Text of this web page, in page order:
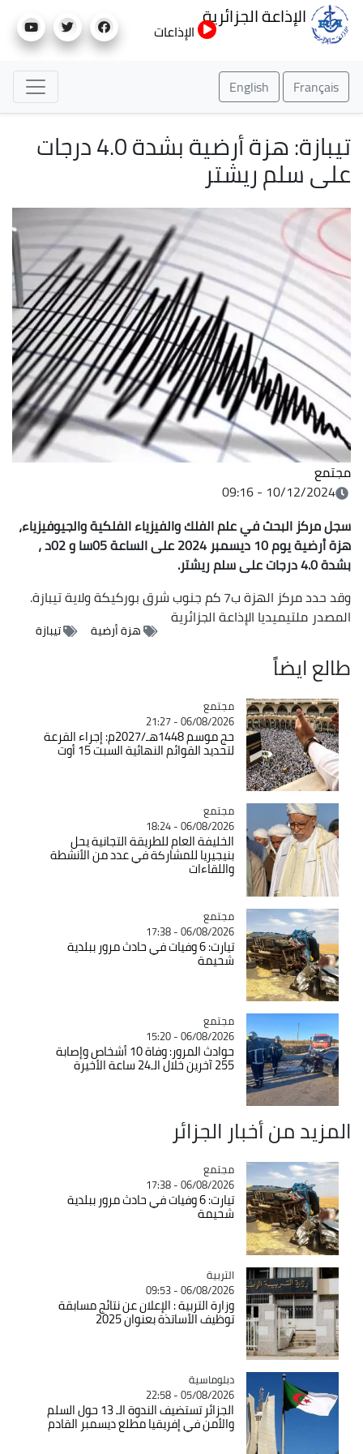
إلى
الإذاعة الجزائرية
الإذاعات
Français
English
تيبازة: هزة أرضية بشدة 4.0 درجات
على سلم ريشتر
مجتمع
10/12/2024 - 09:16
سجل مركز البحث في علم الفلك والفيزياء الفلكية والجيوفيزياء،
هزة أرضية يوم 10 ديسمبر 2024 على الساعة 05سا و 02د ،
بشدة 4.0 درجات على سلم ريشتر.
وقد حدد مركز الهزة ب7 كم جنوب شرق بوركيكة ولاية تيبازة.
المصدرملتيميديا الإذاعة الجزائرية
هزة أرضية تيبازة
طالع ايضاً
Catégorie
مجتمع
06/08/2026 - 21:27
حج موسم 1448هـ/2027م: إجراء القرعة
لتحديد القوائم النهائية السبت 15 أوت
Catégorie
مجتمع
06/08/2026 - 18:24
الخليفة العام للطريقة التجانية يحل
بنيجيريا للمشاركة في عدد من الأنشطة
واللقاءات
Catégorie
مجتمع
06/08/2026 - 17:38
تيارت: 6 وفيات في حادث مرور ببلدية
شحيمة
Catégorie
مجتمع
06/08/2026 - 15:20
حوادث المرور: وفاة 10 أشخاص وإصابة
255 آخرين خلال الـ24 ساعة الأخيرة
المزيد من أخبار الجزائر
Catégorie
مجتمع
06/08/2026 - 17:38
تيارت: 6 وفيات في حادث مرور ببلدية
شحيمة
Catégorie
التربية
06/08/2026 - 09:53
وزارة التربية : الإعلان عن نتائج مسابقة
توظيف الأساتذة بعنوان 2025
Catégorie
دبلوماسية
05/08/2026 - 22:58
الجزائر تستضيف الندوة الـ 13 حول السلم
والأمن في إفريقيا مطلع ديسمبر القادم